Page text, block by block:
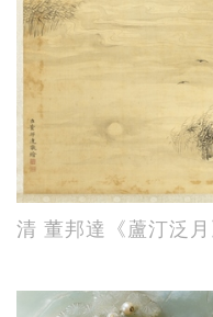
清 董邦達《蘆汀泛